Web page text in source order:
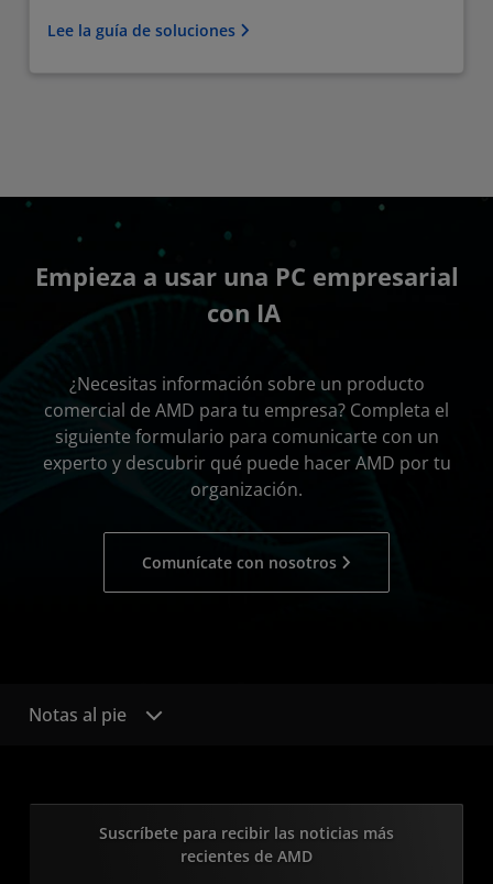
Lee la guía de soluciones
Empieza a usar una PC empresarial
con IA
¿Necesitas información sobre un producto
comercial de AMD para tu empresa? Completa el
siguiente formulario para comunicarte con un
experto y descubrir qué puede hacer AMD por tu
organización.
Comunícate con nosotros
Notas al pie
Suscríbete para recibir las noticias más
recientes de AMD